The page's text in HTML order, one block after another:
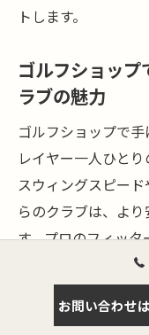
トします。
ゴルフショップ
ラブの魅力
ゴルフショップで
レイヤー一人ひとり
スウィングスピー
らのクラブは、よ
す。プロのフィッ
ィッティングデー
提供します。さら
目や感触が自分に
お問い合わせ